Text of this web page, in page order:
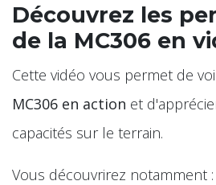
Découvrez les
de la MC306 en
Cette vidéo vous permet de
MC306 en action et
capacités sur le terrain.
Vous découvrirez notamment :